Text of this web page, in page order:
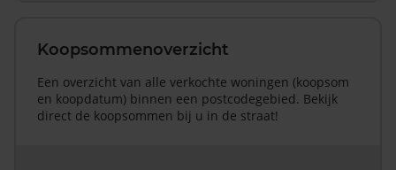
Koopsommenoverzicht
Een overzicht van alle verkochte woningen (koopsom
en koopdatum) binnen een postcodegebied. Bekijk
direct de koopsommen bij u in de straat!